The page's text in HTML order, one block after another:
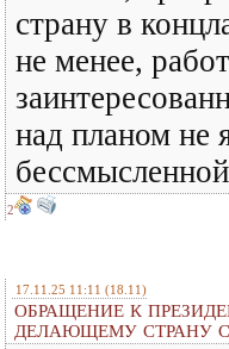
страну в
не менее,
над планом не
2
17.11.25 11:11 (18.11)
ОБРАЩЕНИЕ К
ДЕЛАЮЩЕМУ СТРАНУ